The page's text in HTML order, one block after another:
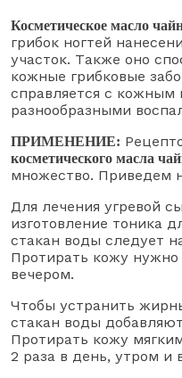
Косметическое масло
грибок ногтей
участок. Также оно
кожные грибковые
справляется с
разнообразными
ПРИМЕНЕНИЕ:
косметического масла
множество. Приведем
Для лечения угревой
изготовление тоника
стакан воды следует
Протирать кожу
вечером.
Чтобы устранить
стакан воды
Протирать кожу
2 раза в день, утром и